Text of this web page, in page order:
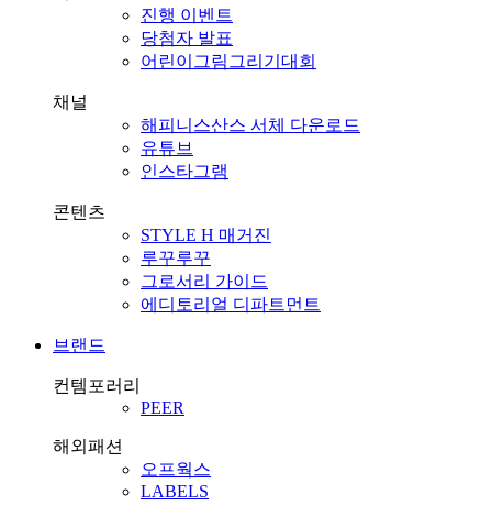
진행 이벤트
당첨자 발표
어린이그림그리기대회
채널
해피니스산스 서체 다운로드
유튜브
인스타그램
콘텐츠
STYLE H 매거진
루꾸루꾸
그로서리 가이드
에디토리얼 디파트먼트
브랜드
컨템포러리
PEER
해외패션
오프웍스
LABELS